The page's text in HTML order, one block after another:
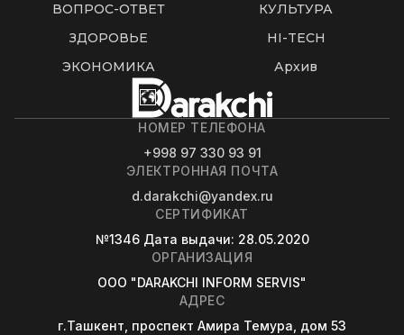
ВОПРОС-ОТВЕТ
КУЛЬТУРА
ЗДОРОВЬЕ
HI-TECH
ЭКОНОМИКА
Архив
НОМЕР ТЕЛЕФОНА
+998 97 330 93 91
ЭЛЕКТРОННАЯ ПОЧТА
d.darakchi@yandex.ru
СЕРТИФИКАТ
№1346 Дата выдачи: 28.05.2020
ОРГАНИЗАЦИЯ
OOO "DARAKCHI INFORM SERVIS"
АДРЕС
г.Ташкент, проспект Амира Темура, дом 53